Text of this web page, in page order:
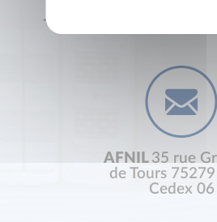
+33 (0) 1 44 41 29 19
AFNIL 35 rue
de Tours
Cedex 06